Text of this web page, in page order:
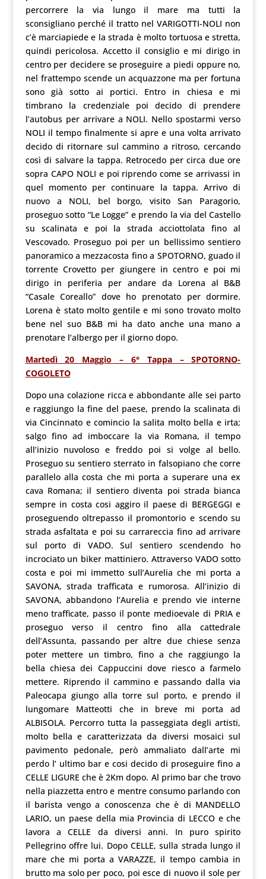
percorrere la via lungo il mare ma tutti la
sconsigliano perché il tratto nel VARIGOTTI-NOLI non
c’è marciapiede e la strada è molto tortuosa e stretta,
quindi pericolosa. Accetto il consiglio e mi dirigo in
centro per decidere se proseguire a piedi oppure no,
nel frattempo scende un acquazzone ma per fortuna
sono già sotto ai portici. Entro in chiesa e mi
timbrano la credenziale poi decido di prendere
l’autobus per arrivare a NOLI. Nello spostarmi verso
NOLI il tempo finalmente si apre e una volta arrivato
decido di ritornare sul cammino a ritroso, cercando
così di salvare la tappa. Retrocedo per circa due ore
sopra CAPO NOLI e poi riprendo come se arrivassi in
quel momento per continuare la tappa. Arrivo di
nuovo a NOLI, bel borgo, visito San Paragorio,
proseguo sotto “Le Logge” e prendo la via del Castello
su scalinata e poi la strada acciottolata fino al
Vescovado. Proseguo poi per un bellissimo sentiero
panoramico a mezzacosta fino a SPOTORNO, guado il
torrente Crovetto per giungere in centro e poi mi
dirigo in periferia per andare da Lorena al B&B
“Casale Coreallo” dove ho prenotato per dormire.
Lorena è stato molto gentile e mi sono trovato molto
bene nel suo B&B mi ha dato anche una mano a
prenotare l’albergo per il giorno dopo.
Martedì 20 Maggio – 6° Tappa – SPOTORNO-
COGOLETO
Dopo una colazione ricca e abbondante alle sei parto
e raggiungo la fine del paese, prendo la scalinata di
via Cincinnato e comincio la salita molto bella e irta;
salgo fino ad imboccare la via Romana, il tempo
all’inizio nuvoloso e freddo poi si volge al bello.
Proseguo su sentiero sterrato in falsopiano che corre
parallelo alla costa che mi porta a superare una ex
cava Romana; il sentiero diventa poi strada bianca
sempre in costa cosi aggiro il paese di BERGEGGI e
proseguendo oltrepasso il promontorio e scendo su
strada asfaltata e poi su carrareccia fino ad arrivare
sul porto di VADO. Sul sentiero scendendo ho
incrociato un biker mattiniero. Attraverso VADO sotto
costa e poi mi immetto sull’Aurelia che mi porta a
SAVONA, strada trafficata e rumorosa. All’inizio di
SAVONA, abbandono l’Aurelia e prendo vie interne
meno trafficate, passo il ponte medioevale di PRIA e
proseguo verso il centro fino alla cattedrale
dell’Assunta, passando per altre due chiese senza
poter mettere un timbro, fino a che raggiungo la
bella chiesa dei Cappuccini dove riesco a farmelo
mettere. Riprendo il cammino e passando dalla via
Paleocapa giungo alla torre sul porto, e prendo il
lungomare Matteotti che in breve mi porta ad
ALBISOLA. Percorro tutta la passeggiata degli artisti,
molto bella e caratterizzata da diversi mosaici sul
pavimento pedonale, però ammaliato dall’arte mi
perdo l’ ultimo bar e cosi decido di proseguire fino a
CELLE LIGURE che è 2Km dopo. Al primo bar che trovo
nella piazzetta entro e mentre consumo parlando con
il barista vengo a conoscenza che è di MANDELLO
LARIO, un paese della mia Provincia di LECCO e che
lavora a CELLE da diversi anni. In puro spirito
Pellegrino offre lui. Dopo CELLE, sulla strada lungo il
mare che mi porta a VARAZZE, il tempo cambia in
brutto ma solo per poco, poi esce di nuovo il sole per